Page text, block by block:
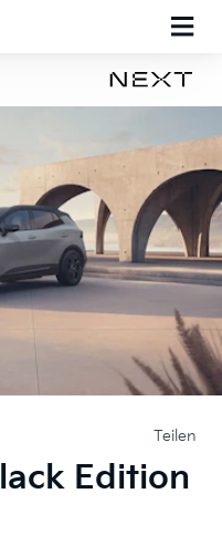
Teilen
Edition